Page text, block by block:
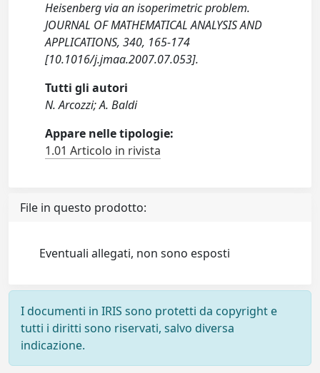
Heisenberg via an isoperimetric problem.
JOURNAL OF MATHEMATICAL ANALYSIS AND
APPLICATIONS, 340, 165-174
[10.1016/j.jmaa.2007.07.053].
Tutti gli autori
N. Arcozzi; A. Baldi
Appare nelle tipologie:
1.01 Articolo in rivista
File in questo prodotto:
Eventuali allegati, non sono esposti
I documenti in IRIS sono protetti da copyright e
tutti i diritti sono riservati, salvo diversa
indicazione.